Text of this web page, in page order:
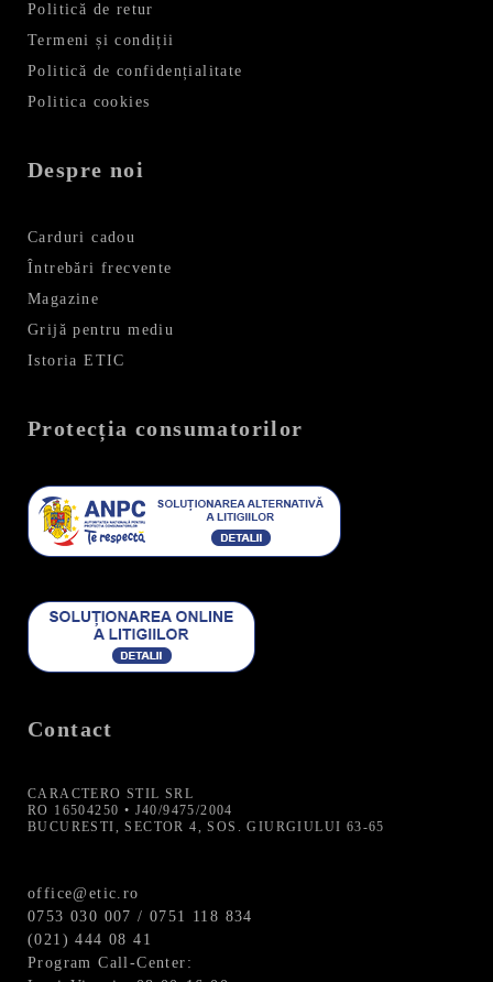
Politică de retur
Termeni și condiții
Politică de confidențialitate
Politica cookies
Despre noi
Carduri cadou
Întrebări frecvente
Magazine
Grijă pentru mediu
Istoria ETIC
Protecția consumatorilor
Contact
CARACTERO STIL SRL
RO 16504250 • J40/9475/2004
BUCURESTI, SECTOR 4, SOS. GIURGIULUI 63-65
office@etic.ro
0753 030 007 / 0751 118 834
(021) 444 08 41
Program Call-Center: